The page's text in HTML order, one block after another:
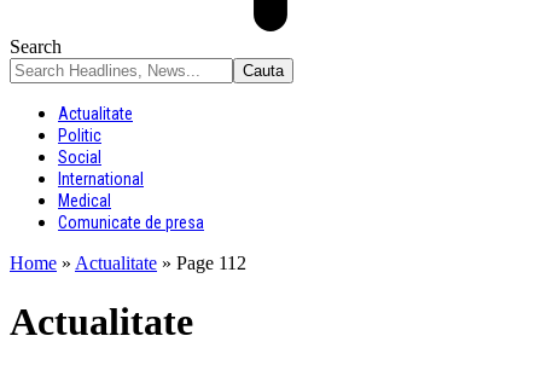
Search
Actualitate
Politic
Social
International
Medical
Comunicate de presa
Home » Actualitate » Page 112
Actualitate